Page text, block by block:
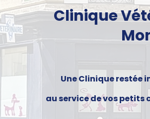
Clinique
Une Clinique restée
au service de vos petits